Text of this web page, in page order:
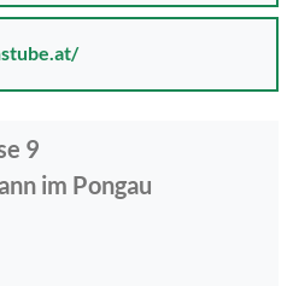
9
im Pongau